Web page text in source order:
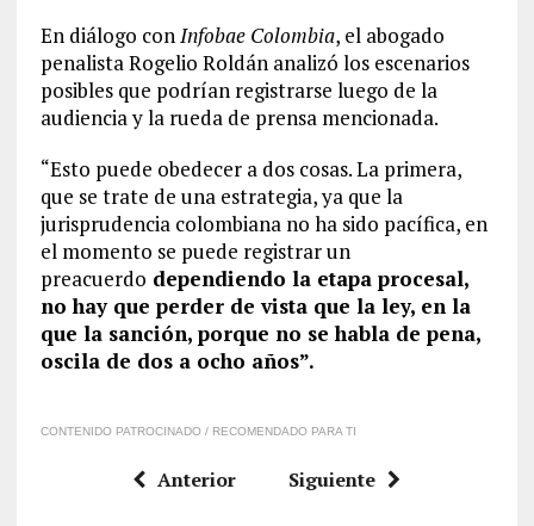
En diálogo conInfobae Colombia, el abogado
penalista Rogelio Roldán analizó los escenarios
posibles que podrían registrarse luego de la
audiencia y la rueda de prensa mencionada.
“Esto puede obedecer a dos cosas. La primera,
que se trate de una estrategia, ya que la
jurisprudencia colombiana no ha sido pacífica, en
el momento se puede registrar un
preacuerdo dependiendo la etapa procesal,
no hay que perder de vista que la ley, en la
que la sanción, porque no se habla de pena,
oscila de dos a ocho años”.
CONTENIDO PATROCINADO / RECOMENDADO PARA TI
Anterior Siguiente